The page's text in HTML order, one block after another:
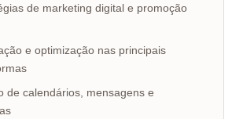
de marketing digital e promoção
e optimização nas principais
de calendários, mensagens e